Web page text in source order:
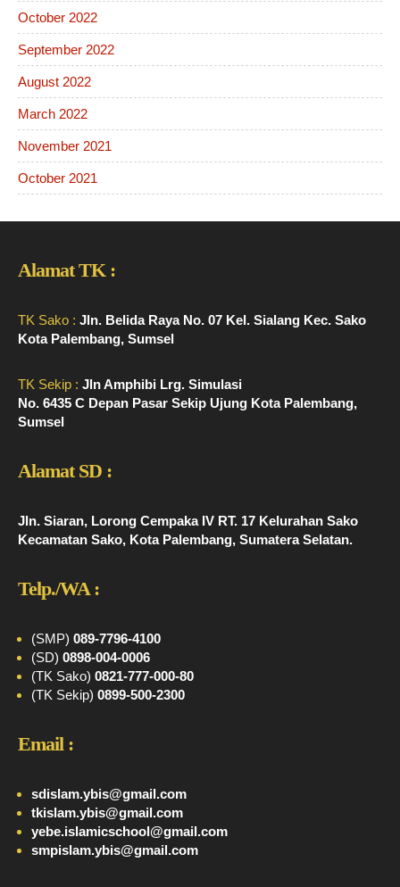
October 2022
September 2022
August 2022
March 2022
November 2021
October 2021
Alamat TK :
TK Sako : Jln. Belida Raya No. 07 Kel. Sialang Kec. Sako
Kota Palembang, Sumsel
TK Sekip : Jln Amphibi Lrg. Simulasi
No. 6435 C Depan Pasar Sekip Ujung Kota Palembang,
Sumsel
Alamat SD :
Jln. Siaran, Lorong Cempaka IV RT. 17 Kelurahan Sako
Kecamatan Sako, Kota Palembang, Sumatera Selatan.
Telp./WA :
(SMP) 089-7796-4100
(SD) 0898-004-0006
(TK Sako) 0821-777-000-80
(TK Sekip) 0899-500-2300
Email :
sdislam.ybis@gmail.com
tkislam.ybis@gmail.com
yebe.islamicschool@gmail.com
smpislam.ybis@gmail.com